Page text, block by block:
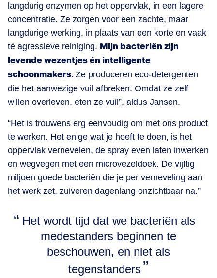
langdurig enzymen op het oppervlak, in een lagere
concentratie. Ze zorgen voor een zachte, maar
langdurige werking, in plaats van een korte en vaak
té agressieve reiniging. Mijn bacteriën zijn
levende wezentjes én intelligente
schoonmakers. Ze produceren eco-detergenten
die het aanwezige vuil afbreken. Omdat ze zelf
willen overleven, eten ze vuil”, aldus Jansen.
“Het is trouwens erg eenvoudig om met ons product
te werken. Het enige wat je hoeft te doen, is het
oppervlak vernevelen, de spray even laten inwerken
en wegvegen met een microvezeldoek. De vijftig
miljoen goede bacteriën die je per verneveling aan
het werk zet, zuiveren dagenlang onzichtbaar na.”
Het wordt tijd dat we bacteriën als
medestanders beginnen te
beschouwen, en niet als
tegenstanders